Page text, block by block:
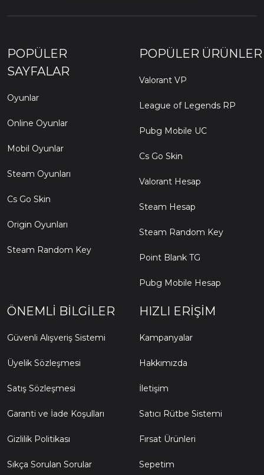
POPÜLER
SAYFALAR
Oyunlar
Online Oyunlar
Mobil Oyunlar
Steam Oyunları
Cs Go Skin
Origin Oyunları
Steam Random Key
POPÜLER ÜRÜNLER
Valorant VP
League of Legends RP
Pubg Mobile UC
Cs Go Skin
Valorant Hesap
Steam Hesap
Steam Random Key
Point Blank TG
Pubg Mobile Hesap
ÖNEMLI BILGILER
Güvenli Alışveriş Sistemi
Üyelik Sözleşmesi
Satış Sözleşmesi
Garanti ve İade Koşulları
Gizlilik Politikası
Sıkça Sorulan Sorular
HIZLI ERIŞIM
Kampanyalar
Hakkımızda
İletişim
Satıcı Rütbe Sistemi
Fırsat Ürünleri
Sepetim